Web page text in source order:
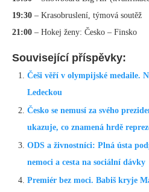
19:30 – Krasobruslení, týmová soutěž
21:00 – Hokej ženy: Česko – Finsko
Související příspěvky:
Češi věří v olympijské medaile.
Ledeckou
Česko se nemusí za svého
ukazuje, co znamená hrdě
ODS a živnostníci: Plná ústa
nemoci a cesta na sociální dávky
Premiér bez moci. Babiš kryje